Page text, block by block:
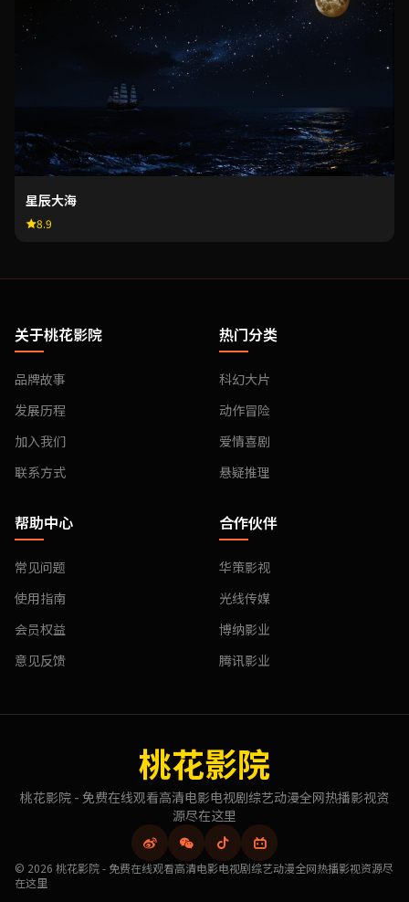
星辰大海
8.9
关于桃花影院
品牌故事
发展历程
加入我们
联系方式
热门分类
科幻大片
动作冒险
爱情喜剧
悬疑推理
帮助中心
常见问题
使用指南
会员权益
意见反馈
合作伙伴
华策影视
光线传媒
博纳影业
腾讯影业
桃花影院
桃花影院 - 免费在线观看高清电影电视剧综艺动漫全网热播影视资
源尽在这里
© 2026 桃花影院 - 免费在线观看高清电影电视剧综艺动漫全网热播影视资源尽
在这里